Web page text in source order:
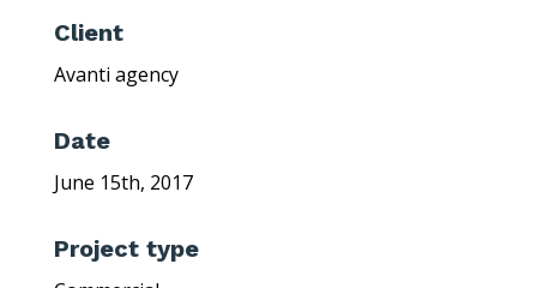
Client
Avanti agency
Date
June 15th, 2017
Project type